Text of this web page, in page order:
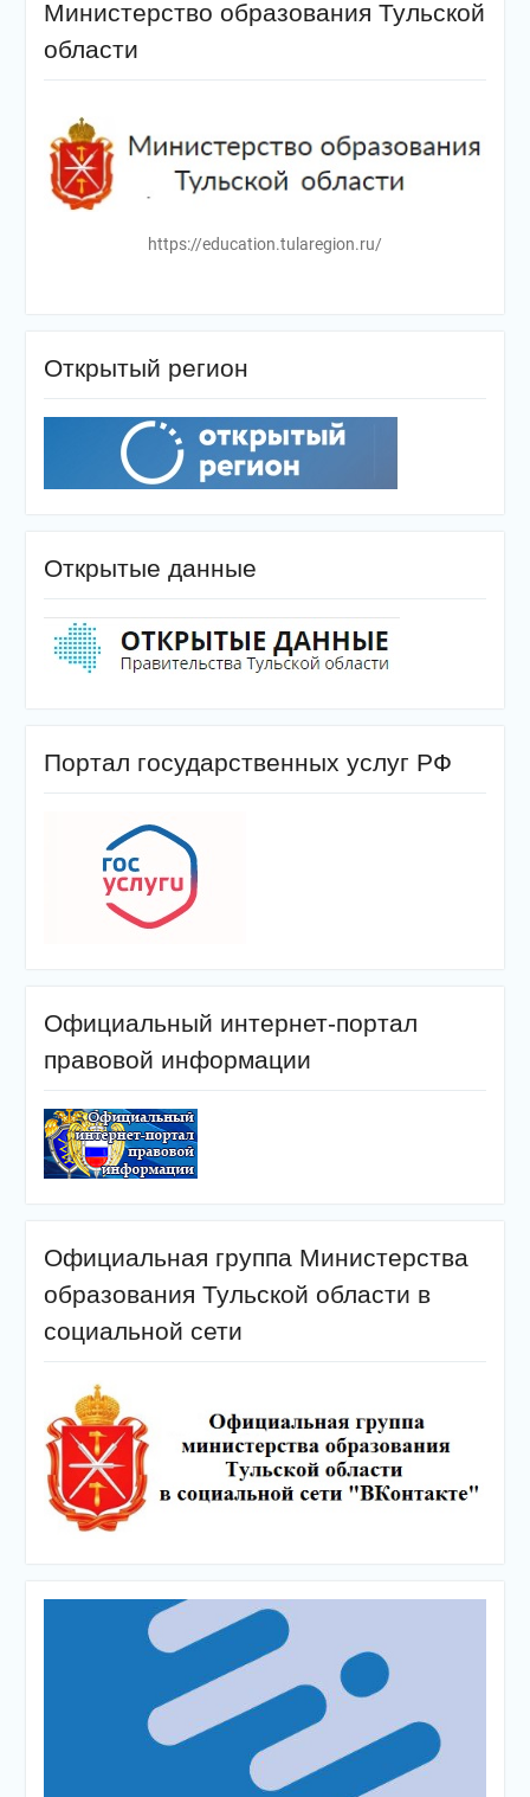
Министерство образования Тульской
области
https://education.tularegion.ru/
Открытый регион
Открытые данные
Портал государственных услуг РФ
Официальный интернет-портал
правовой информации
Официальная группа Министерства
образования Тульской области в
социальной сети